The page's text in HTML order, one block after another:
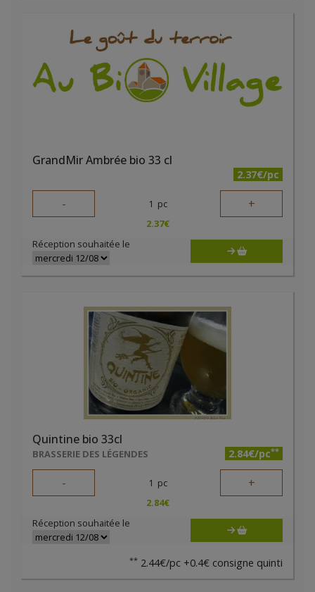
GrandMir Ambrée bio 33 cl
2.37€/pc
- 1 pc +
2.37€
Réception souhaitée le
Quintine bio 33cl
BRASSERIE DES LÉGENDES 2.84€/pc**
- 1 pc +
2.84€
Réception souhaitée le
** 2.44€/pc +0.4€ consigne quinti